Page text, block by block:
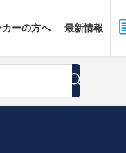
ーの方へ 最新情報